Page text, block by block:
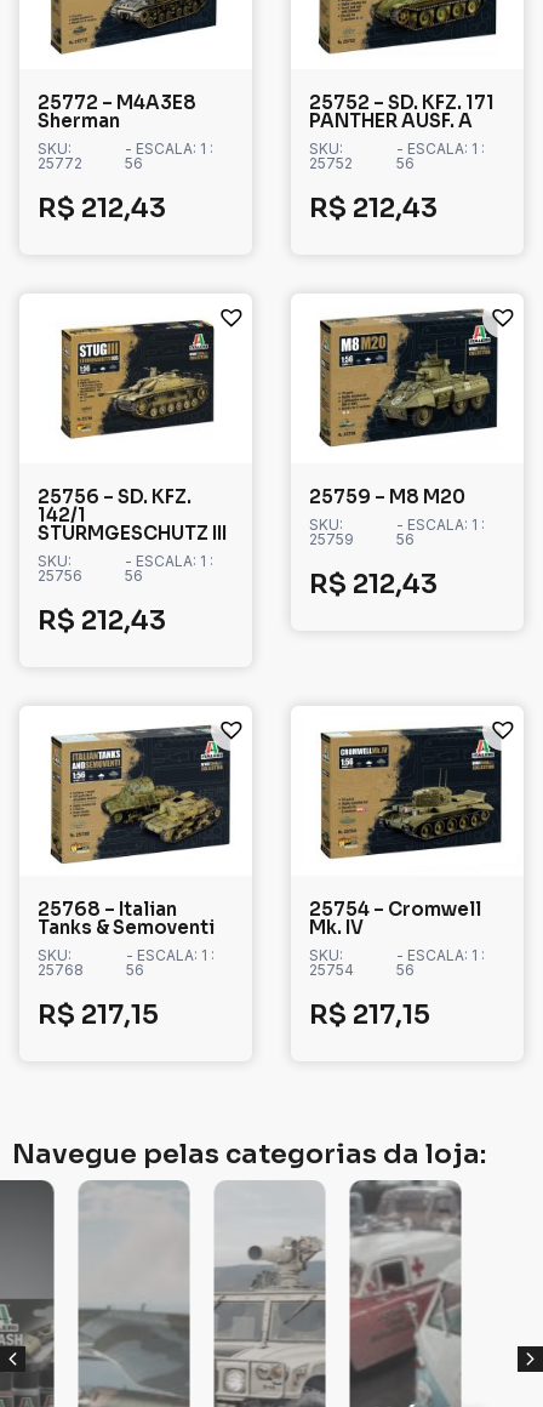
25772 – M4A3E8
Sherman
SKU:
25772
- ESCALA: 1 :
56
R$ 212,43
25752 – SD. KFZ. 171
PANTHER AUSF. A
SKU:
25752
- ESCALA: 1 :
56
R$ 212,43
25756 – SD. KFZ.
142/1
STURMGESCHUTZ III
SKU:
25756
- ESCALA: 1 :
56
R$ 212,43
25759 – M8 M20
SKU:
25759
- ESCALA: 1 :
56
R$ 212,43
25768 – Italian
Tanks & Semoventi
SKU:
25768
- ESCALA: 1 :
56
R$ 217,15
25754 – Cromwell
Mk. IV
SKU:
25754
- ESCALA: 1 :
56
R$ 217,15
Navegue pelas categorias da loja: